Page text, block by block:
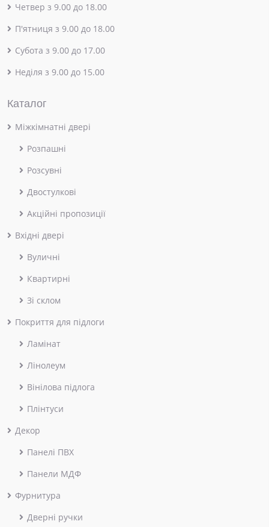
Четвер з 9.00 до 18.00
П'ятниця з 9.00 до 18.00
Субота з 9.00 до 17.00
Неділя з 9.00 до 15.00
Каталог
Міжкімнатні двері
Розпашні
Розсувні
Двостулкові
Акційні пропозиції
Вхідні двері
Вуличні
Квартирні
Зі склом
Покриття для підлоги
Ламінат
Лінолеум
Вінілова підлога
Плінтуси
Декор
Панелі ПВХ
Панели МДФ
Фурнитура
Дверні ручки